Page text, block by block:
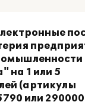
на 1 или 5
(артикулы
или